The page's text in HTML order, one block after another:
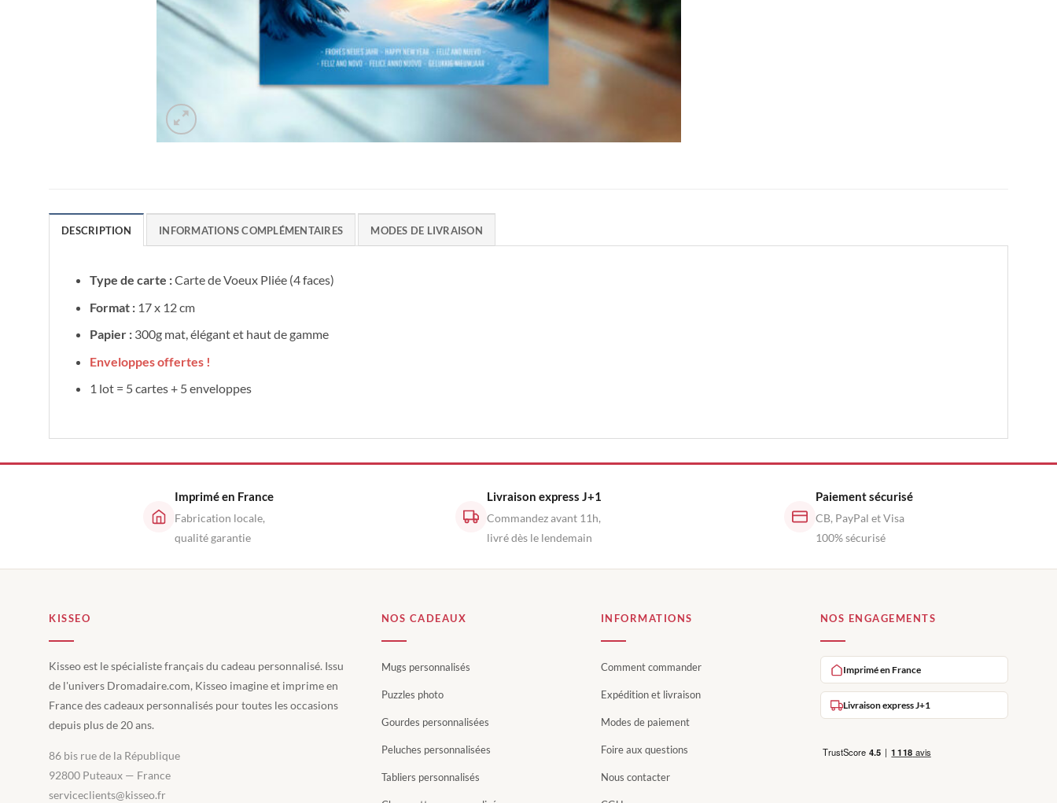
DESCRIPTION INFORMATIONS COMPLÉMENTAIRES MODES DE LIVRAISON
Type de carte :Carte de Voeux Pliée (4 faces)
Format :17 x 12 cm
Papier :300g mat, élégant et haut de gamme
Enveloppes offertes !
1 lot = 5 cartes + 5 enveloppes
Imprimé en France
Fabrication locale,
qualité garantie
Livraison express J+1
Commandez avant 11h,
livré dès le lendemain
Paiement sécurisé
CB, PayPal et Visa
100% sécurisé
KISSEO
Kisseo est le spécialiste français du cadeau personnalisé. Issu
de l'univers Dromadaire.com, Kisseo imagine et imprime en
France des cadeaux personnalisés pour toutes les occasions
depuis plus de 20 ans.
86 bis rue de la République
92800 Puteaux — France
serviceclients@kisseo.fr
NOS CADEAUX
Mugs personnalisés
Puzzles photo
Gourdes personnalisées
Peluches personnalisées
Tabliers personnalisés
INFORMATIONS
Comment commander
Expédition et livraison
Modes de paiement
Foire aux questions
Nous contacter
NOS ENGAGEMENTS
Imprimé en France
Livraison express J+1